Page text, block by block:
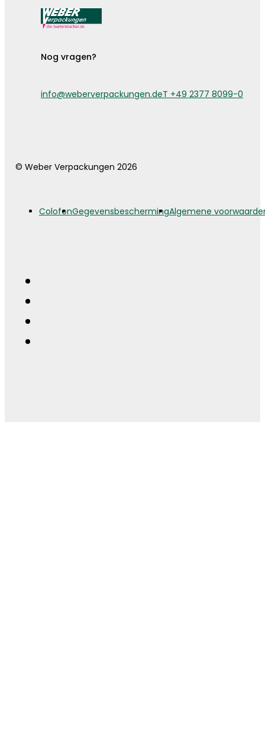
Nog vragen?
info@weberverpackungen.deT +49 2377 8099-0
© Weber Verpackungen 2026
ColofonGegevensbeschermingAlgemene